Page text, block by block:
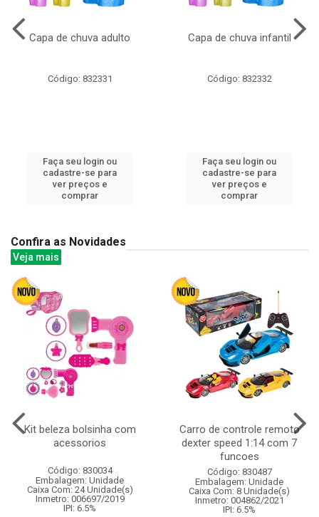
Capa de chuva adulto
Código: 832331
Faça seu login ou
cadastre-se para
ver preços e
comprar
Capa de chuva infantil
Código: 832332
Faça seu login ou
cadastre-se para
ver preços e
comprar
Confira as Novidades
Veja mais
Kit beleza bolsinha com
acessorios
Código: 830034
Embalagem: Unidade
Caixa Com: 24 Unidade(s)
Inmetro: 006697/2019
IPI: 6.5%
Carro de controle remoto
dexter speed 1:14 com 7
funcoes
Código: 830487
Embalagem: Unidade
Caixa Com: 8 Unidade(s)
Inmetro: 004862/2021
IPI: 6.5%